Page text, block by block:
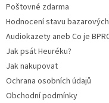
Poštovné zdarma
Hodnocení stavu bazarových
Audiokazety aneb Co je
Jak psát Heuréku?
Jak nakupovat
Ochrana osobních údajů
Obchodní podmínky